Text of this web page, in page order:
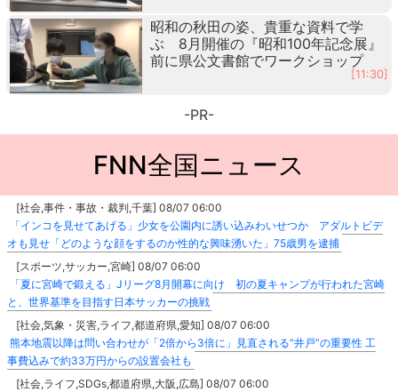
昭和の秋田の姿、貴重な資料で学
ぶ 8月開催の『昭和100年記念展』
前に県公文書館でワークショップ
[11:30]
-PR-
FNN全国ニュース
[社会,事件・事故・裁判,千葉] 08/07 06:00
「インコを見せてあげる」少女を公園内に誘い込みわいせつか アダルトビデ
オも見せ「どのような顔をするのか性的な興味湧いた」75歳男を逮捕
[スポーツ,サッカー,宮崎] 08/07 06:00
「夏に宮崎で鍛える」Jリーグ8月開幕に向け 初の夏キャンプが行われた宮崎
と、世界基準を目指す日本サッカーの挑戦
[社会,気象・災害,ライフ,都道府県,愛知] 08/07 06:00
熊本地震以降は問い合わせが「2倍から3倍に」見直される“井戸”の重要性 工
事費込みで約33万円からの設置会社も
[社会,ライフ,SDGs,都道府県,大阪,広島] 08/07 06:00